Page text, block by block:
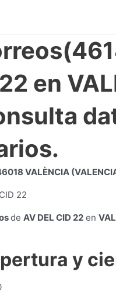
en
VALÈNCIA
de AV DEL CID 22 en
y